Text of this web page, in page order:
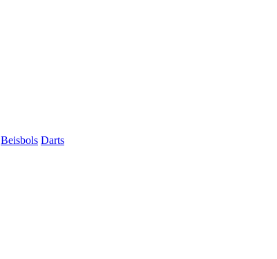
Beisbols Darts